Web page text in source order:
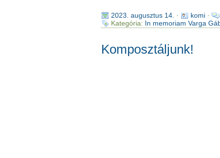
2023. augusztus 14. · komi·
Kategória: In memoriam Varga
Komposztáljunk!